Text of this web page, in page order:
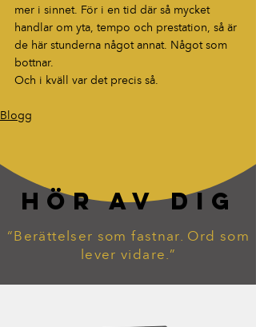
mer i sinnet. För i en tid där så mycket
handlar om yta, tempo och prestation, så är
de här stunderna något annat. Något som
bottnar.
Och i kväll var det precis så.
Blogg
HÖR AV DIG
“Berättelser som fastnar. Ord som
lever vidare.”